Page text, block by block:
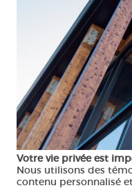
Votre vie privée est
Nous utilisons des
contenu personnalisé